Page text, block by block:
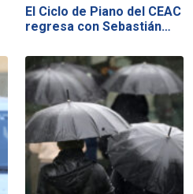
El Ciclo de Piano del CEAC
regresa con Sebastián…